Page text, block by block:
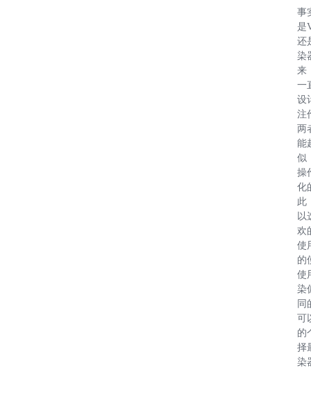
事
是
还
染
来
一
设
注
两
能
似
操
化
此
以
欢
使
的
使
染
同
可
的
择
染